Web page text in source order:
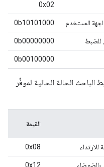
0x02
المستخدم 0b10101000
للضبط 0b00000000
0b00100000
الحالة الحالية لموفِّر
القيمة
للارتداء 0x08
بالضوضاء 0x12